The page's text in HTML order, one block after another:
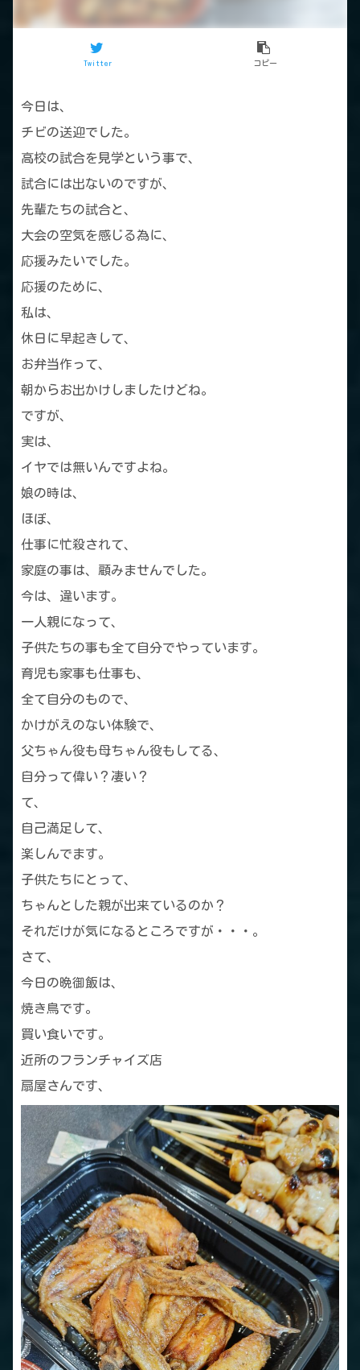
Twitter コピー
今日は、
チビの送迎でした。
高校の試合を見学という事で、
試合には出ないのですが、
先輩たちの試合と、
大会の空気を感じる為に、
応援みたいでした。
応援のために、
私は、
休日に早起きして、
お弁当作って、
朝からお出かけしましたけどね。
ですが、
実は、
イヤでは無いんですよね。
娘の時は、
ほぼ、
仕事に忙殺されて、
家庭の事は、顧みませんでした。
今は、違います。
一人親になって、
子供たちの事も全て自分でやっています。
育児も家事も仕事も、
全て自分のもので、
かけがえのない体験で、
父ちゃん役も母ちゃん役もしてる、
自分って偉い？凄い？
て、
自己満足して、
楽しんでます。
子供たちにとって、
ちゃんとした親が出来ているのか？
それだけが気になるところですが・・・。
さて、
今日の晩御飯は、
焼き鳥です。
買い食いです。
近所のフランチャイズ店
扇屋さんです、